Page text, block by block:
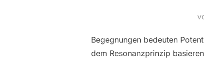
Begegnungen bedeuten
dem Resonanzprinzip